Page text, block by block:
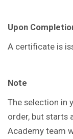
Upon
A certificate is
Note
The selection in
order, but starts
Academy team